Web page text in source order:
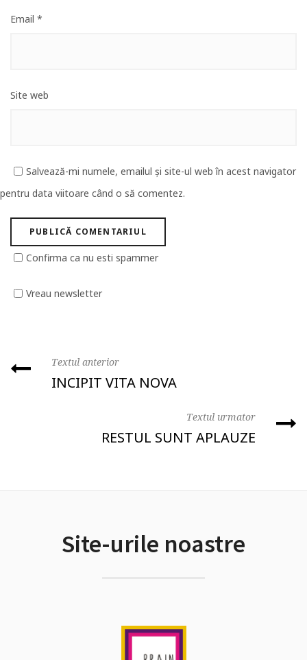
Email *
Site web
Salvează-mi numele, emailul și site-ul web în acest navigator
pentru data viitoare când o să comentez.
Confirma ca nu esti spammer
Vreau newsletter
Textul anterior
INCIPIT VITA NOVA
Textul urmator
RESTUL SUNT APLAUZE
Site-urile noastre